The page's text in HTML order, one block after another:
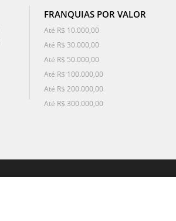
FRANQUIAS POR VALOR
Até R$ 10.000,00
Até R$ 30.000,00
Até R$ 50.000,00
Até R$ 100.000,00
Até R$ 200.000,00
Até R$ 300.000,00